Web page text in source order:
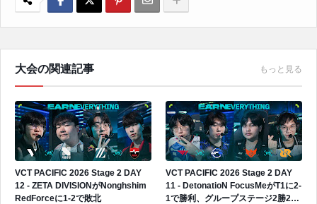
大会の関連記事 もっと見る
VCT PACIFIC 2026 Stage 2 DAY
12 - ZETA DIVISIONがNonghshim
RedForceに1-2で敗北
VCT PACIFIC 2026 Stage 2 DAY
11 - DetonatioN FocusMeがT1に2-
1で勝利、グループステージ2勝2敗